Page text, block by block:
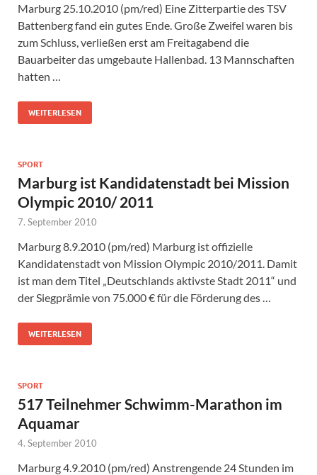
Marburg 25.10.2010 (pm/red) Eine Zitterpartie des TSV
Battenberg fand ein gutes Ende. Große Zweifel waren bis
zum Schluss, verließen erst am Freitagabend die
Bauarbeiter das umgebaute Hallenbad. 13 Mannschaften
hatten …
WEITERLESEN
SPORT
Marburg ist Kandidatenstadt bei Mission
Olympic 2010/ 2011
7. September 2010
Marburg 8.9.2010 (pm/red) Marburg ist offizielle
Kandidatenstadt von Mission Olympic 2010/2011. Damit
ist man dem Titel „Deutschlands aktivste Stadt 2011“ und
der Siegprämie von 75.000 € für die Förderung des …
WEITERLESEN
SPORT
517 Teilnehmer Schwimm-Marathon im
Aquamar
4. September 2010
Marburg 4.9.2010 (pm/red) Anstrengende 24 Stunden im